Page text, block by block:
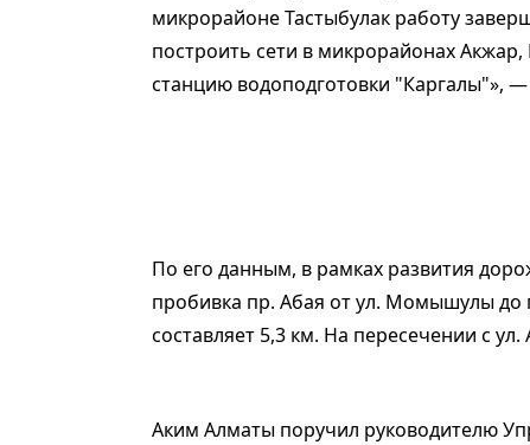
микрорайоне Тастыбулак работу
построить сети в микрорайонах
станцию водоподготовки "Каргалы"», —
По его данным, в рамках развития
пробивка пр. Абая от ул. Момышулы до
составляет 5,3 км. На пересечении с
Аким Алматы поручил руководителю